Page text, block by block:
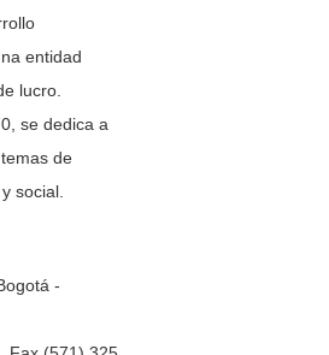
entidad
lucro.
se dedica a
de
social.
-